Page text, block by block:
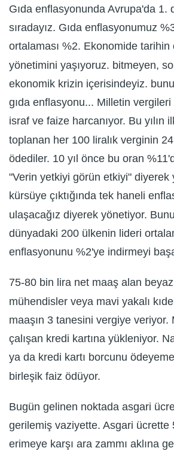
Gıda enflasyonunda Avrupa'da 1.
sıradayız. Gıda enflasyonumuz
ortalaması %2. Ekonomide tarihin
yönetimini yaşıyoruz. bitmeyen,
ekonomik krizin içerisindeyiz.
gıda enflasyonu... Milletin
israf ve faize harcanıyor. Bu yılın
toplanan her 100 liralık verginin 24
ödediler. 10 yıl önce bu oran
"Verin yetkiyi görün etkiyi" diyerek
kürsüye çıktığında tek haneli
ulaşacağız diyerek yönetiyor.
dünyadaki 200 ülkenin lideri
enflasyonunu %2'ye indirmeyi
75-80 bin lira net maaş alan
mühendisler veya mavi yakalı
maaşın 3 tanesini vergiye veriyor.
çalışan kredi kartına yükleniyor.
ya da kredi kartı borcunu
birleşik faiz ödüyor.
Bugün gelinen noktada asgari
gerilemiş vaziyette. Asgari ücrette
erimeye karşı ara zammı aklına